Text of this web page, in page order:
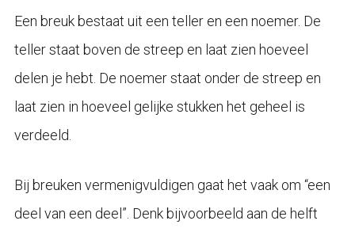
Een breuk bestaat uit een teller en een noemer. De
teller staat boven de streep en laat zien hoeveel
delen je hebt. De noemer staat onder de streep en
laat zien in hoeveel gelijke stukken het geheel is
verdeeld.
Bij breuken vermenigvuldigen gaat het vaak om “een
deel van een deel”. Denk bijvoorbeeld aan de helft